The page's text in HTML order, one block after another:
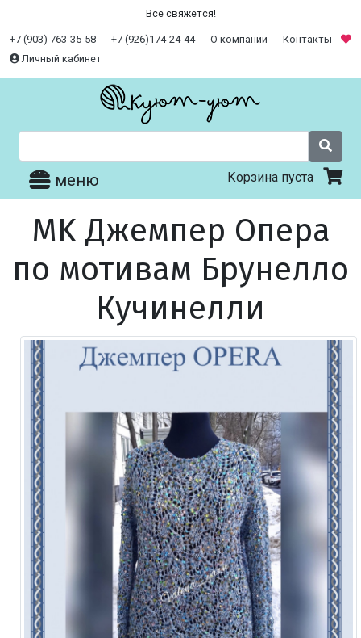
Все свяжется!
+7 (903) 763-35-58 +7 (926)174-24-44 О компании
Контакты
Личный кабинет
меню Корзина пуста
MK Джемпер Опера
по мотивам Брунелло
Кучинелли